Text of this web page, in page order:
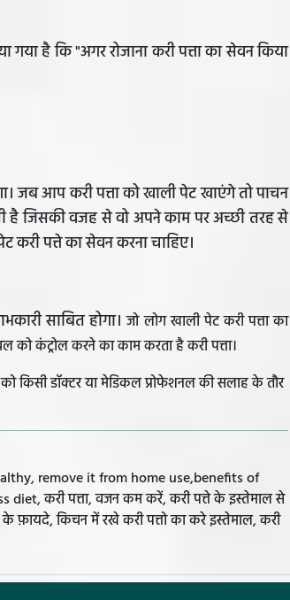
है कि "अगर रोजाना करी पत्ता का सेवन किया
जब आप करी पत्ता को खाली पेट खाएंगे तो पाचन
है जिसकी वजह से वो अपने काम पर अच्छी तरह से
करी पत्ते का सेवन करना चाहिए।
साबित होगा।जो लोग खाली पेट करी पत्ता का
को कंट्रोल करने का काम करता है करी पत्ता।
किसी डॉक्टर या मेडिकल प्रोफेशनल की सलाह के तौर
remove it from home use,benefits of
करी पत्ता, वजन कम करें, करी पत्ते के इस्तेमाल से
फ़ायदे, किचन में रखे करी पत्तो का करे इस्तेमाल, करी